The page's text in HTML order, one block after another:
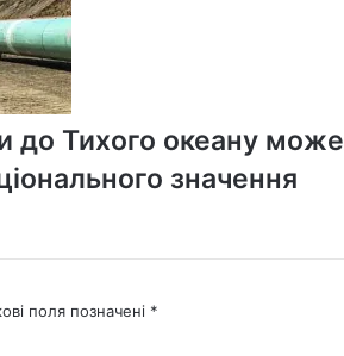
до Тихого океану може
значення
поля позначені *